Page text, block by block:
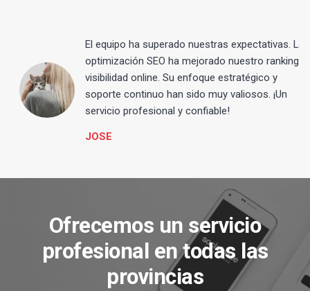
El equipo ha superado nuestras expectativas. La
optimización SEO ha mejorado nuestro ranking y
visibilidad online. Su enfoque estratégico y
soporte continuo han sido muy valiosos. ¡Un
servicio profesional y confiable!
JOSE
Ofrecemos un servicio
profesional en todas las
provincias